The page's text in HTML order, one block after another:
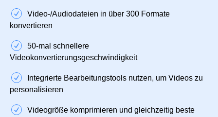
Video‑/Audiodateien in über 300 Formate
konvertieren
50‑mal schnellere
Videokonvertierungsgeschwindigkeit
Integrierte Bearbeitungstools nutzen, um Videos zu
personalisieren
Videogröße komprimieren und gleichzeitig beste